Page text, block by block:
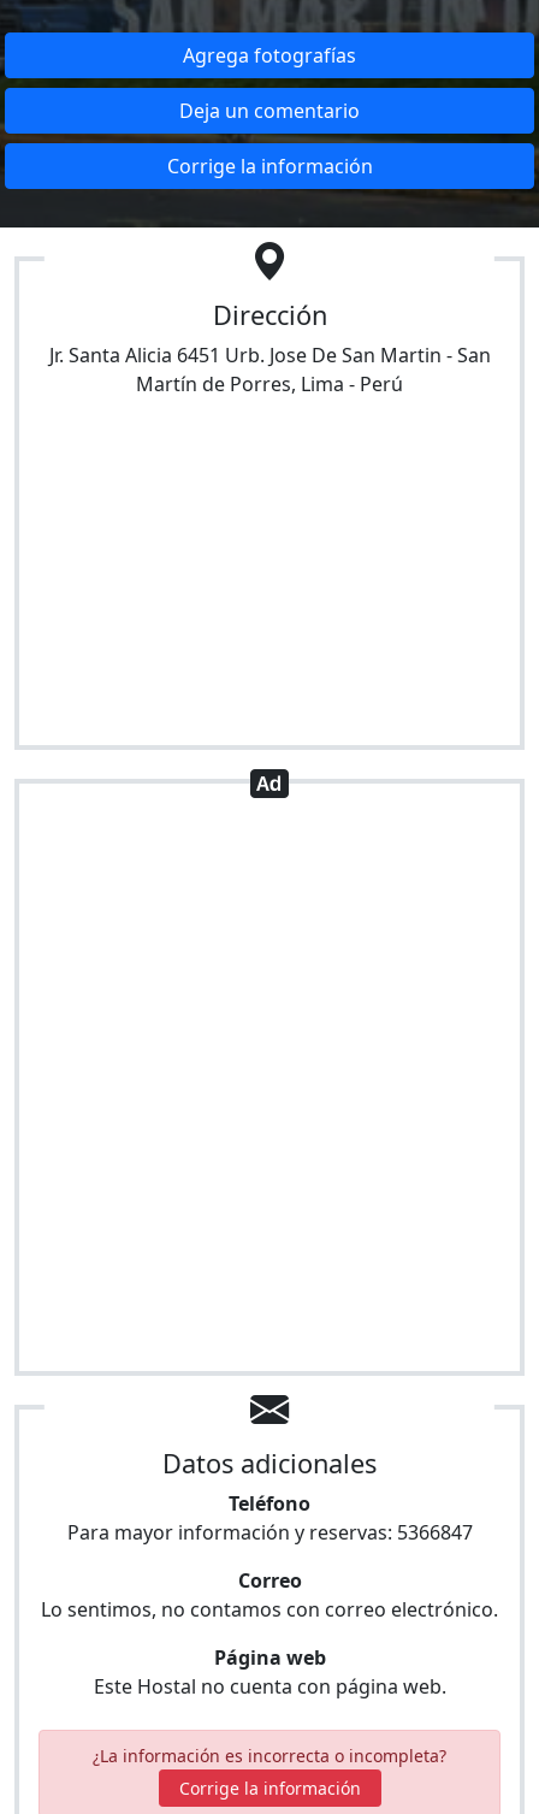
Agrega fotografías
Deja un comentario
Corrige la información
Dirección
Jr. Santa Alicia 6451 Urb. Jose De San Martin -San
Martín de Porres, Lima - Perú
Datos adicionales
Teléfono
Para mayor información y reservas: 5366847
Correo
Lo sentimos, no contamos con correo electrónico.
Página web
Este Hostal no cuenta con página web.
¿La información es incorrecta o incompleta?
Corrige la información